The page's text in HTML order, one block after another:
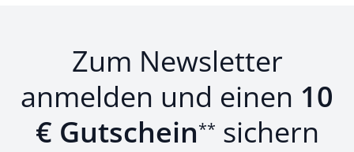
Zum Newsletter
anmelden und einen 10
€ Gutschein** sichern